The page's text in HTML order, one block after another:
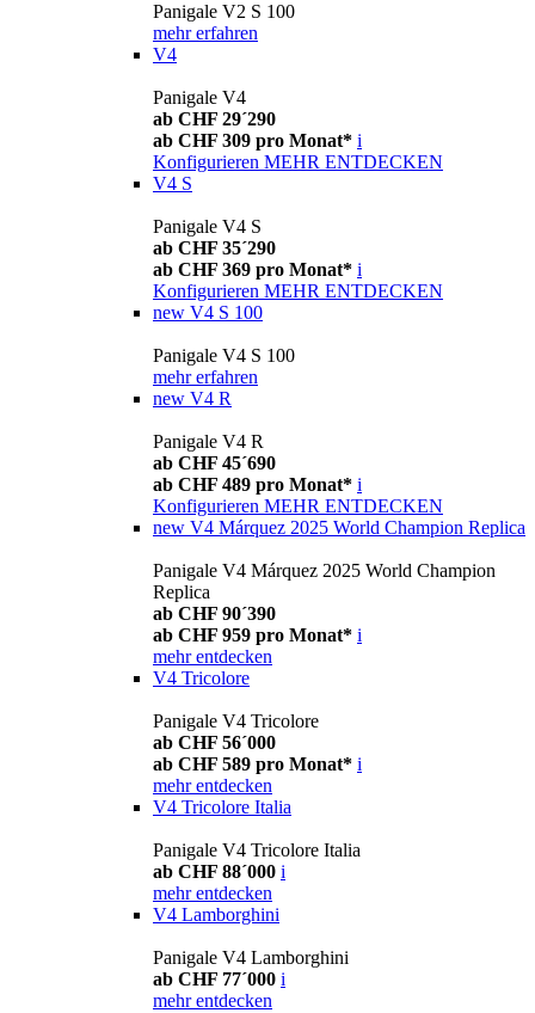
Panigale V2 S 100
mehr erfahren
V4
Panigale V4
ab CHF 29´290
ab CHF 309 pro Monat* i
Konfigurieren MEHR ENTDECKEN
V4 S
Panigale V4 S
ab CHF 35´290
ab CHF 369 pro Monat* i
Konfigurieren MEHR ENTDECKEN
new V4 S 100
Panigale V4 S 100
mehr erfahren
new V4 R
Panigale V4 R
ab CHF 45´690
ab CHF 489 pro Monat* i
Konfigurieren MEHR ENTDECKEN
new V4 Márquez 2025 World Champion Replica
Panigale V4 Márquez 2025 World Champion
Replica
ab CHF 90´390
ab CHF 959 pro Monat* i
mehr entdecken
V4 Tricolore
Panigale V4 Tricolore
ab CHF 56´000
ab CHF 589 pro Monat* i
mehr entdecken
V4 Tricolore Italia
Panigale V4 Tricolore Italia
ab CHF 88´000 i
mehr entdecken
V4 Lamborghini
Panigale V4 Lamborghini
ab CHF 77´000 i
mehr entdecken